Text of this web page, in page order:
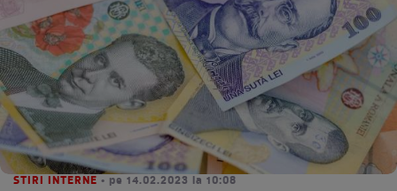
STIRI INTERNE • pe 14.02.2023 la 10:08